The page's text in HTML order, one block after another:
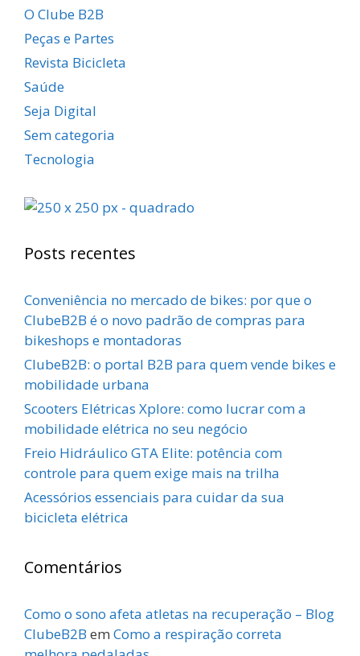
O Clube B2B
Peças e Partes
Revista Bicicleta
Saúde
Seja Digital
Sem categoria
Tecnologia
Posts recentes
Conveniência no mercado de bikes: por que o
ClubeB2B é o novo padrão de compras para
bikeshops e montadoras
ClubeB2B: o portal B2B para quem vende bikes e
mobilidade urbana
Scooters Elétricas Xplore: como lucrar com a
mobilidade elétrica no seu negócio
Freio Hidráulico GTA Elite: potência com
controle para quem exige mais na trilha
Acessórios essenciais para cuidar da sua
bicicleta elétrica
Comentários
Como o sono afeta atletas na recuperação – Blog
ClubeB2B em Como a respiração correta